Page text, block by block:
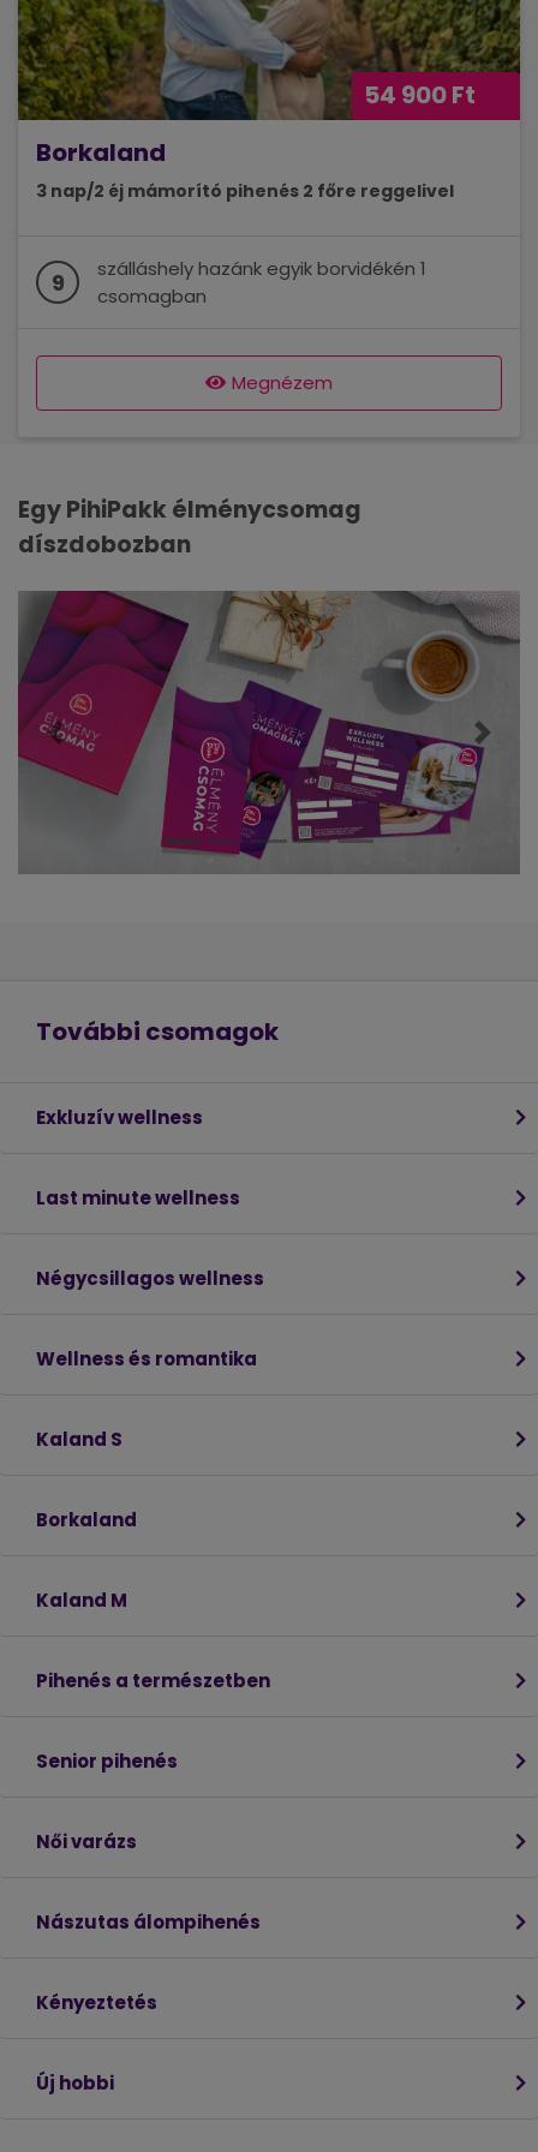
54 900 Ft
Borkaland
3 nap/2 éj mámorító pihenés 2 főre reggelivel
9
szálláshely hazánk egyik borvidékén 1
csomagban
Megnézem
Egy PihiPakk élménycsomag
díszdobozban
Előző
További csomagok
Exkluzív wellness
Last minute wellness
Négycsillagos wellness
Wellness és romantika
Kaland S
Borkaland
Kaland M
Pihenés a természetben
Senior pihenés
Női varázs
Nászutas álompihenés
Kényeztetés
Új hobbi